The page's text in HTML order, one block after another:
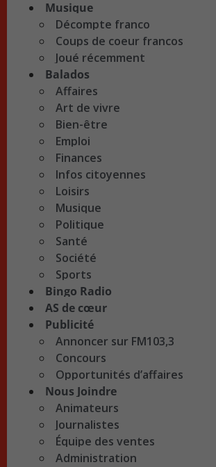
Musique
Décompte franco
Coups de coeur francos
Joué récemment
Balados
Affaires
Art de vivre
Bien-être
Emploi
Finances
Infos citoyennes
Loisirs
Musique
Politique
Santé
Société
Sports
Bingo Radio
AS de cœur
Publicité
Annoncer sur FM103,3
Concours
Opportunités d’affaires
Nous Joindre
Animateurs
Journalistes
Équipe des ventes
Administration